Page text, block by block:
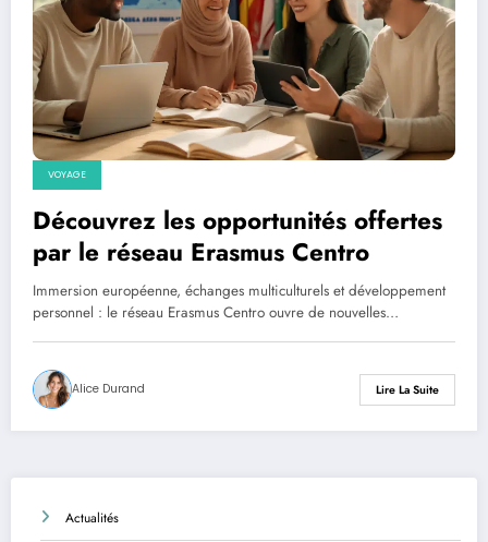
VOYAGE
Découvrez les opportunités offertes
par le réseau Erasmus Centro
Immersion européenne, échanges multiculturels et développement
personnel : le réseau Erasmus Centro ouvre de nouvelles…
Alice Durand Lire La Suite
Actualités